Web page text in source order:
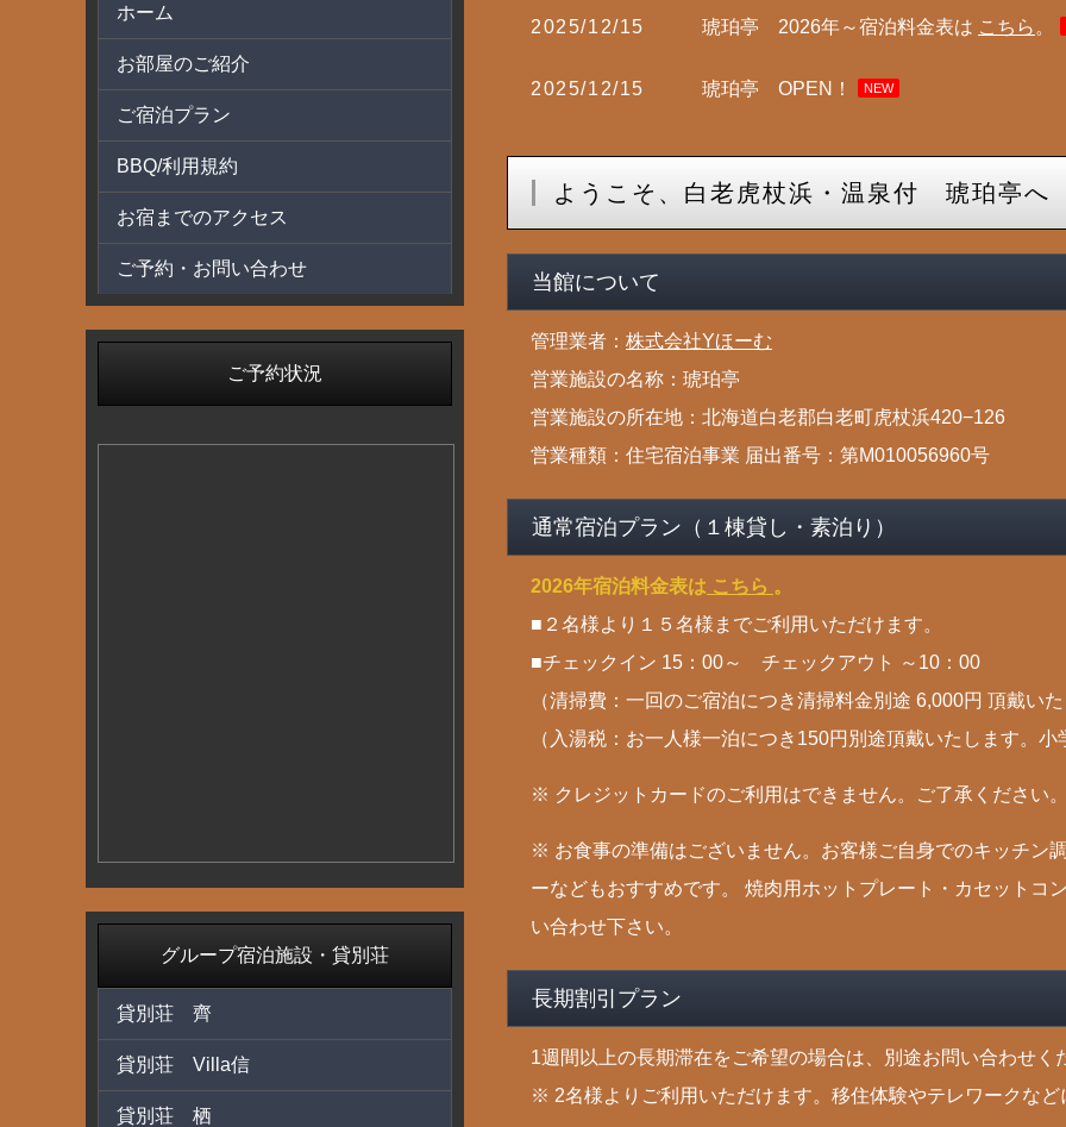
2025/12/15 琥珀亭 2026年～宿泊料金表は こちら 。
2025/12/15 琥珀亭 OPEN！ NEW
ようこそ、白老虎杖浜・温泉付 琥珀亭へ
当館について
管理業者： 株式会社Yほーむ
営業施設の名称：琥珀亭
営業施設の所在地：北海道白老郡白老町虎杖浜420−126
営業種類：住宅宿泊事業 届出番号：第M010056960号
通常宿泊プラン（１棟貸し・素泊り）
2026年宿泊料金表は こちら 。
■２名様より１５名様までご利用いただけます。
■チェックイン 15：00～ チェックアウト ～10：00
（清掃費：一回のご宿泊につき清掃料金別途 6,000円 頂戴い
（入湯税：お一人様一泊につき150円別途頂戴いたします。
※ クレジットカードのご利用はできません。ご了承ください
※ お食事の準備はございません。お客様ご自身でのキッチン
ーなどもおすすめです。 焼肉用ホットプレート・カセットコ
い合わせ下さい。
長期割引プラン
1週間以上の長期滞在をご希望の場合は、別途お問い合わせく
※ 2名様よりご利用いただけます。移住体験やテレワークなど
ホーム
お部屋のご紹介
ご宿泊プラン
BBQ/利用規約
お宿までのアクセス
ご予約・お問い合わせ
ご予約状況
グループ宿泊施設・貸別荘
貸別荘 齊
貸別荘 Villa信
貸別荘 栖